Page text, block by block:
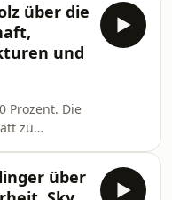
Kaum
so
wie jene
Grün. In
Blümel
die Jahre
Kurz, über
über die
über die
und
Prozent. Die
zu
nichtüber